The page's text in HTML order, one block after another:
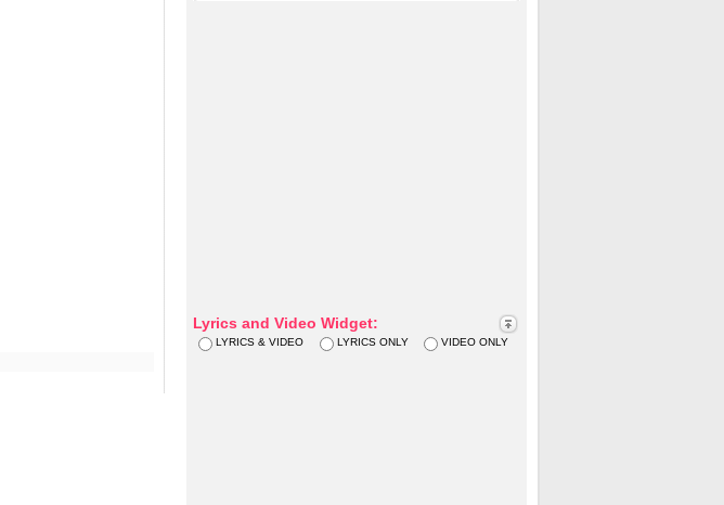
Lyrics and Video Widget:
LYRICS & VIDEO LYRICS ONLY VIDEO ONLY